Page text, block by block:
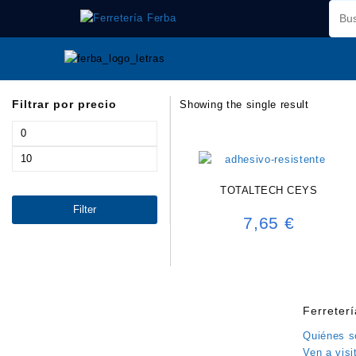
contenido
Filtrar por precio
Min
Max
Filter
Showing the single result
TOTALTECH CEYS
7,65 €
Quiénes
Ven a